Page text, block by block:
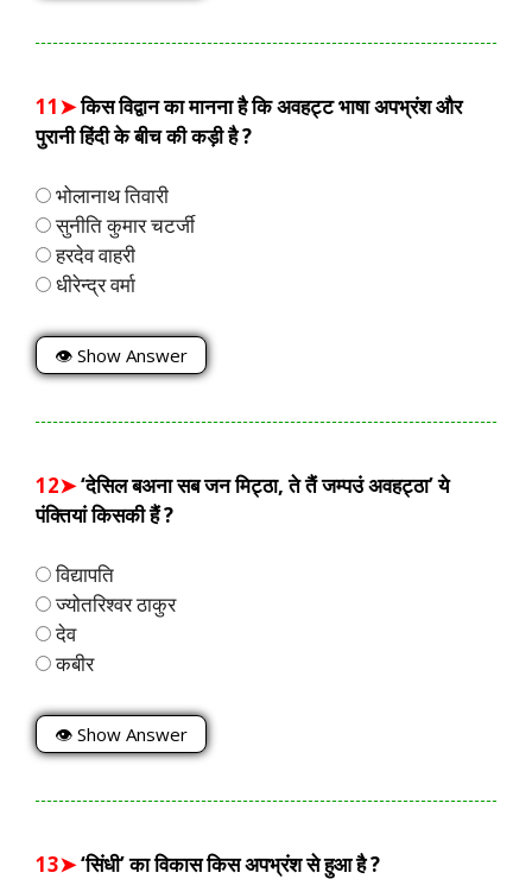
11➤किस विद्वान का मानना है कि अवहट्ट भाषा अपभ्रंश और
पुरानी हिंदी के बीच की कड़ी है ?
भोलानाथ तिवारी
सुनीति कुमार चटर्जी
हरदेव वाहरी
धीरेन्द्र वर्मा
👁 Show Answer
12➤‘देसिल बअना सब जन मिट्ठा, ते तैं जम्पउं अवहट्ठा’ ये
पंक्तियां किसकी हैं ?
विद्यापति
ज्योतरिश्वर ठाकुर
देव
कबीर
👁 Show Answer
13➤‘सिंधी’ का विकास किस अपभ्रंश से हुआ है ?